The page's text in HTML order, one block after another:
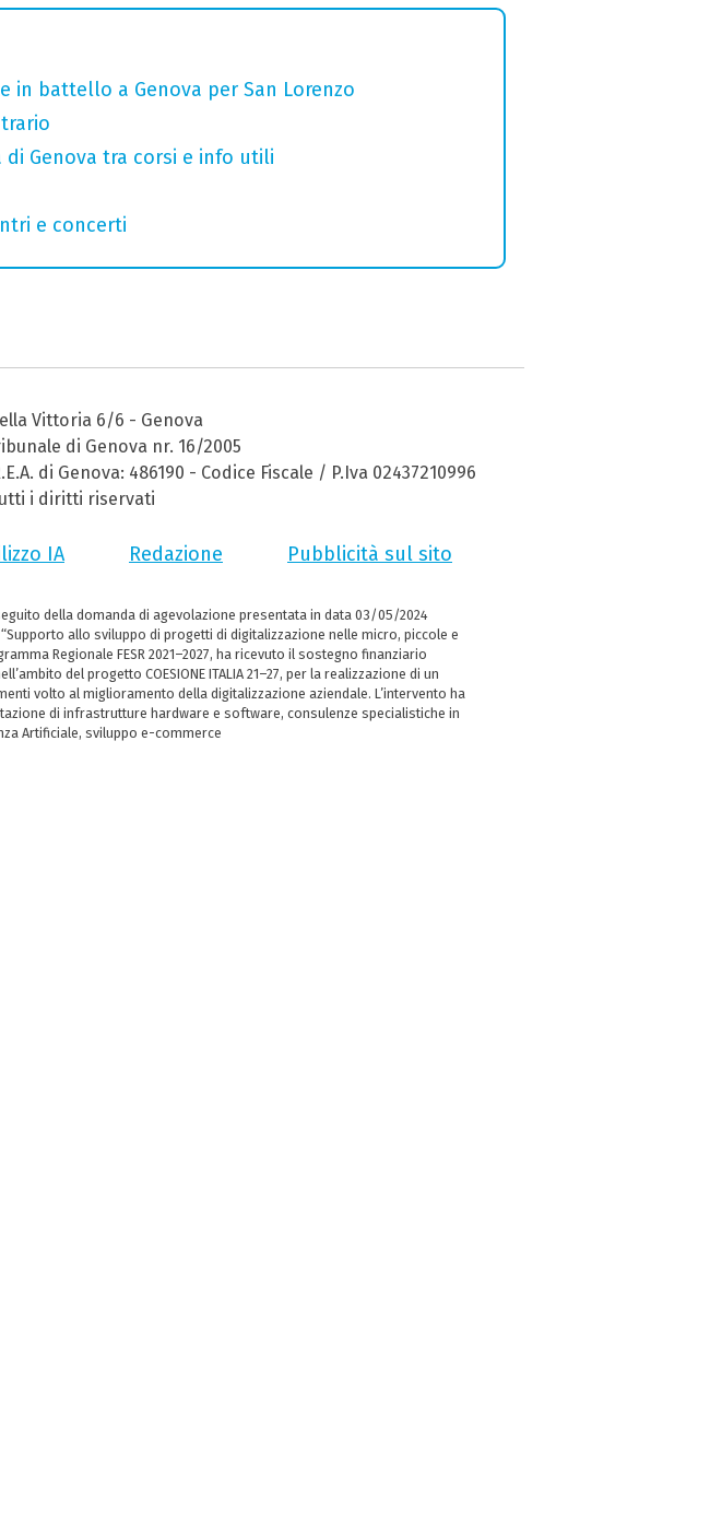
in battello a Genova per San Lorenzo
Genova tra corsi e info utili
e concerti
Vittoria 6/6 - Genova
di Genova nr. 16/2005
di Genova: 486190 - Codice Fiscale / P.Iva 02437210996
i diritti riservati
IA Redazione Pubblicità sul sito
seguito della domanda di agevolazione presentata in data 03/05/2024
allo sviluppo di progetti di digitalizzazione nelle micro, piccole e
Regionale FESR 2021–2027, ha ricevuto il sostegno finanziario
del progetto COESIONE ITALIA 21–27, per la realizzazione di un
volto al miglioramento della digitalizzazione aziendale. L’intervento ha
di infrastrutture hardware e software, consulenze specialistiche in
Artificiale, sviluppo e-commerce